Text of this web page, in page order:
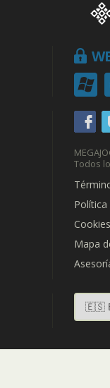
Todos
Política
Mapa